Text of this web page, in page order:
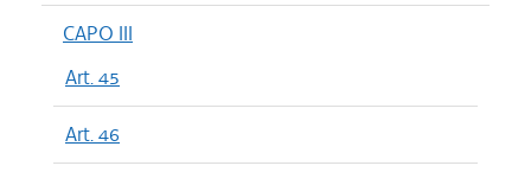
CAPO III
Art. 45
Art. 46